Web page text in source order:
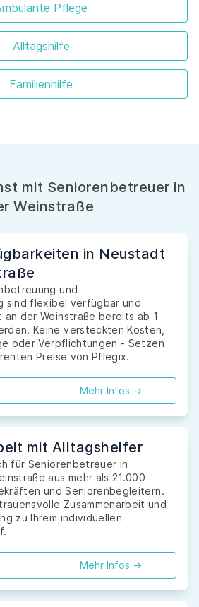
Pflege
Alltagshilfe
Familienhilfe
mit Seniorenbetreuer in
Weinstraße
in Neustadt
und
sind flexibel verfügbar und
an der Weinstraße bereits ab 1
Keine versteckten Kosten,
oder Verpflichtungen - Setzen
Preise von Pflegix.
Mehr Infos ->
mit Alltagshelfer
für Seniorenbetreuer in
aus mehr als 21.000
und Seniorenbegleitern.
Zusammenarbeit und
zu Ihrem individuellen
Mehr Infos ->